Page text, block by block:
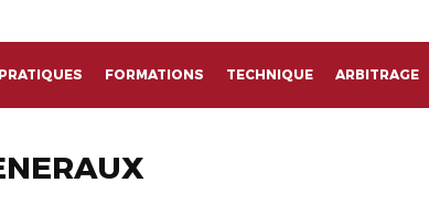
PRATIQUES FORMATIONS TECHNIQUE ARBITRAGE